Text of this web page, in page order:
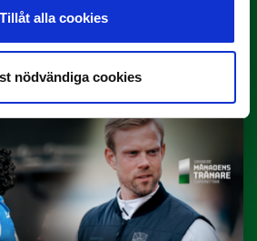
Tillåt alla cookies
nödvändiga cookies
i Sandvikens IF